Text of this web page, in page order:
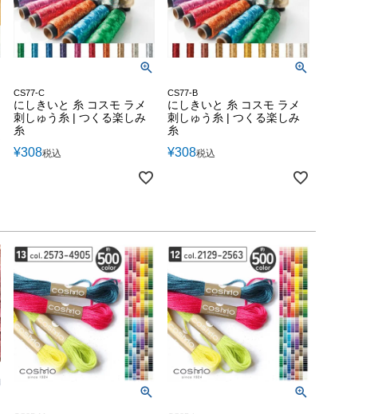
CS77-C
にしきいと 糸 コスモ ラメ
刺しゅう糸 | つくる楽しみ
糸
¥308税込
CS77-B
にしきいと 糸 コスモ ラメ
刺しゅう糸 | つくる楽しみ
糸
¥308税込